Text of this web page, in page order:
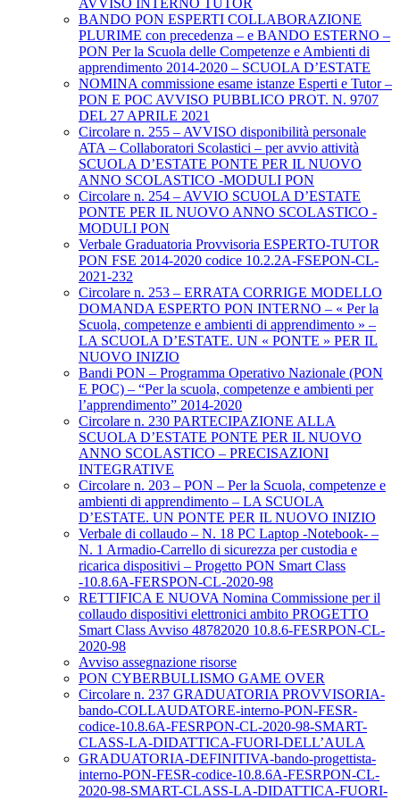
AVVISO INTERNO TUTOR
BANDO PON ESPERTI COLLABORAZIONE
PLURIME con precedenza – e BANDO ESTERNO –
PON Per la Scuola delle Competenze e Ambienti di
apprendimento 2014-2020 – SCUOLA D’ESTATE
NOMINA commissione esame istanze Esperti e Tutor –
PON E POC AVVISO PUBBLICO PROT. N. 9707
DEL 27 APRILE 2021
Circolare n. 255 – AVVISO disponibilità personale
ATA – Collaboratori Scolastici – per avvio attività
SCUOLA D’ESTATE PONTE PER IL NUOVO
ANNO SCOLASTICO -MODULI PON
Circolare n. 254 – AVVIO SCUOLA D’ESTATE
PONTE PER IL NUOVO ANNO SCOLASTICO -
MODULI PON
Verbale Graduatoria Provvisoria ESPERTO-TUTOR
PON FSE 2014-2020 codice 10.2.2A-FSEPON-CL-
2021-232
Circolare n. 253 – ERRATA CORRIGE MODELLO
DOMANDA ESPERTO PON INTERNO – « Per la
Scuola, competenze e ambienti di apprendimento » –
LA SCUOLA D’ESTATE. UN « PONTE » PER IL
NUOVO INIZIO
Bandi PON – Programma Operativo Nazionale (PON
E POC) – “Per la scuola, competenze e ambienti per
l’apprendimento” 2014-2020
Circolare n. 230 PARTECIPAZIONE ALLA
SCUOLA D’ESTATE PONTE PER IL NUOVO
ANNO SCOLASTICO – PRECISAZIONI
INTEGRATIVE
Circolare n. 203 – PON – Per la Scuola, competenze e
ambienti di apprendimento – LA SCUOLA
D’ESTATE. UN PONTE PER IL NUOVO INIZIO
Verbale di collaudo – N. 18 PC Laptop -Notebook- –
N. 1 Armadio-Carrello di sicurezza per custodia e
ricarica dispositivi – Progetto PON Smart Class
-10.8.6A-FERSPON-CL-2020-98
RETTIFICA E NUOVA Nomina Commissione per il
collaudo dispositivi elettronici ambito PROGETTO
Smart Class Avviso 48782020 10.8.6-FESRPON-CL-
2020-98
Avviso assegnazione risorse
PON CYBERBULLISMO GAME OVER
Circolare n. 237 GRADUATORIA PROVVISORIA-
bando-COLLAUDATORE-interno-PON-FESR-
codice-10.8.6A-FESRPON-CL-2020-98-SMART-
CLASS-LA-DIDATTICA-FUORI-DELL’AULA
GRADUATORIA-DEFINITIVA-bando-progettista-
interno-PON-FESR-codice-10.8.6A-FESRPON-CL-
2020-98-SMART-CLASS-LA-DIDATTICA-FUORI-